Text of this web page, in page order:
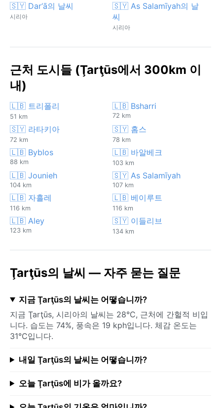
🇸🇾 Dar‘ā의 날씨
시리아
🇸🇾 As Salamīyah의 날
씨
시리아
근처 도시들 (Ţarţūs에서 300km 이
내)
🇱🇧 트리폴리
51 km
🇱🇧 Bsharri
72 km
🇸🇾 라타키아
72 km
🇸🇾 홈스
78 km
🇱🇧 Byblos
88 km
🇱🇧 바알베크
103 km
🇱🇧 Jounieh
104 km
🇸🇾 As Salamīyah
107 km
🇱🇧 자흘레
116 km
🇱🇧 베이루트
116 km
🇱🇧 Aley
123 km
🇸🇾 이들리브
134 km
Ţarţūs의 날씨 — 자주 묻는 질문
지금 Ţarţūs의 날씨는 어떻습니까?
지금 Ţarţūs, 시리아의 날씨는 28°C, 근처에 간헐적 비입
니다. 습도는 74%, 풍속은 19 kph입니다. 체감 온도는
31°C입니다.
내일 Ţarţūs의 날씨는 어떻습니까?
오늘 Ţarţūs에 비가 올까요?